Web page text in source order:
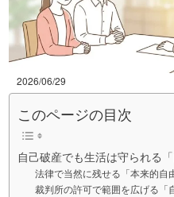
2026/06/29
このページの目次
自己破産でも生活は守られる
法律で当然に残せる「本来的自
裁判所の許可で範囲を広げる「